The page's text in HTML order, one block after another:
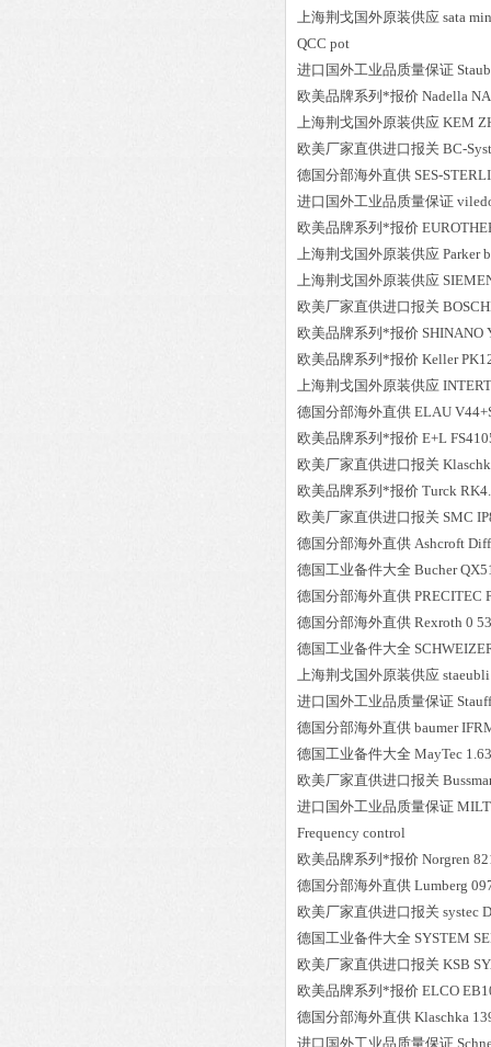
上海荆戈国外原装供应 sata
QCC pot
进口国外工业品质量保证
欧美品牌系列*报价 Nadella
上海荆戈国外原装供应 KEM
欧美厂家直供进口报关 BC-
德国分部海外直供 SES-
进口国外工业品质量保证
欧美品牌系列*报价
上海荆戈国外原装供应 Parker
上海荆戈国外原装供应
欧美厂家直供进口报关
欧美品牌系列*报价 SHINANO
欧美品牌系列*报价 Keller
上海荆戈国外原装供应
德国分部海外直供 ELAU
欧美品牌系列*报价 E+L
欧美厂家直供进口报关
欧美品牌系列*报价 Turck
欧美厂家直供进口报关 SMC
德国分部海外直供 Ashcroft
德国工业备件大全 Bucher
德国分部海外直供 PRECITEC
德国分部海外直供 Rexroth 0
德国工业备件大全
上海荆戈国外原装供应 staeubli
进口国外工业品质量保证 Stauff
德国分部海外直供 baumer
德国工业备件大全 MayTec
欧美厂家直供进口报关
进口国外工业品质量保证
Frequency control
欧美品牌系列*报价 Norgren
德国分部海外直供 Lumberg
欧美厂家直供进口报关 systec
德国工业备件大全 SYSTEM
欧美厂家直供进口报关 KSB
欧美品牌系列*报价 ELCO
德国分部海外直供 Klaschka
进口国外工业品质量保证